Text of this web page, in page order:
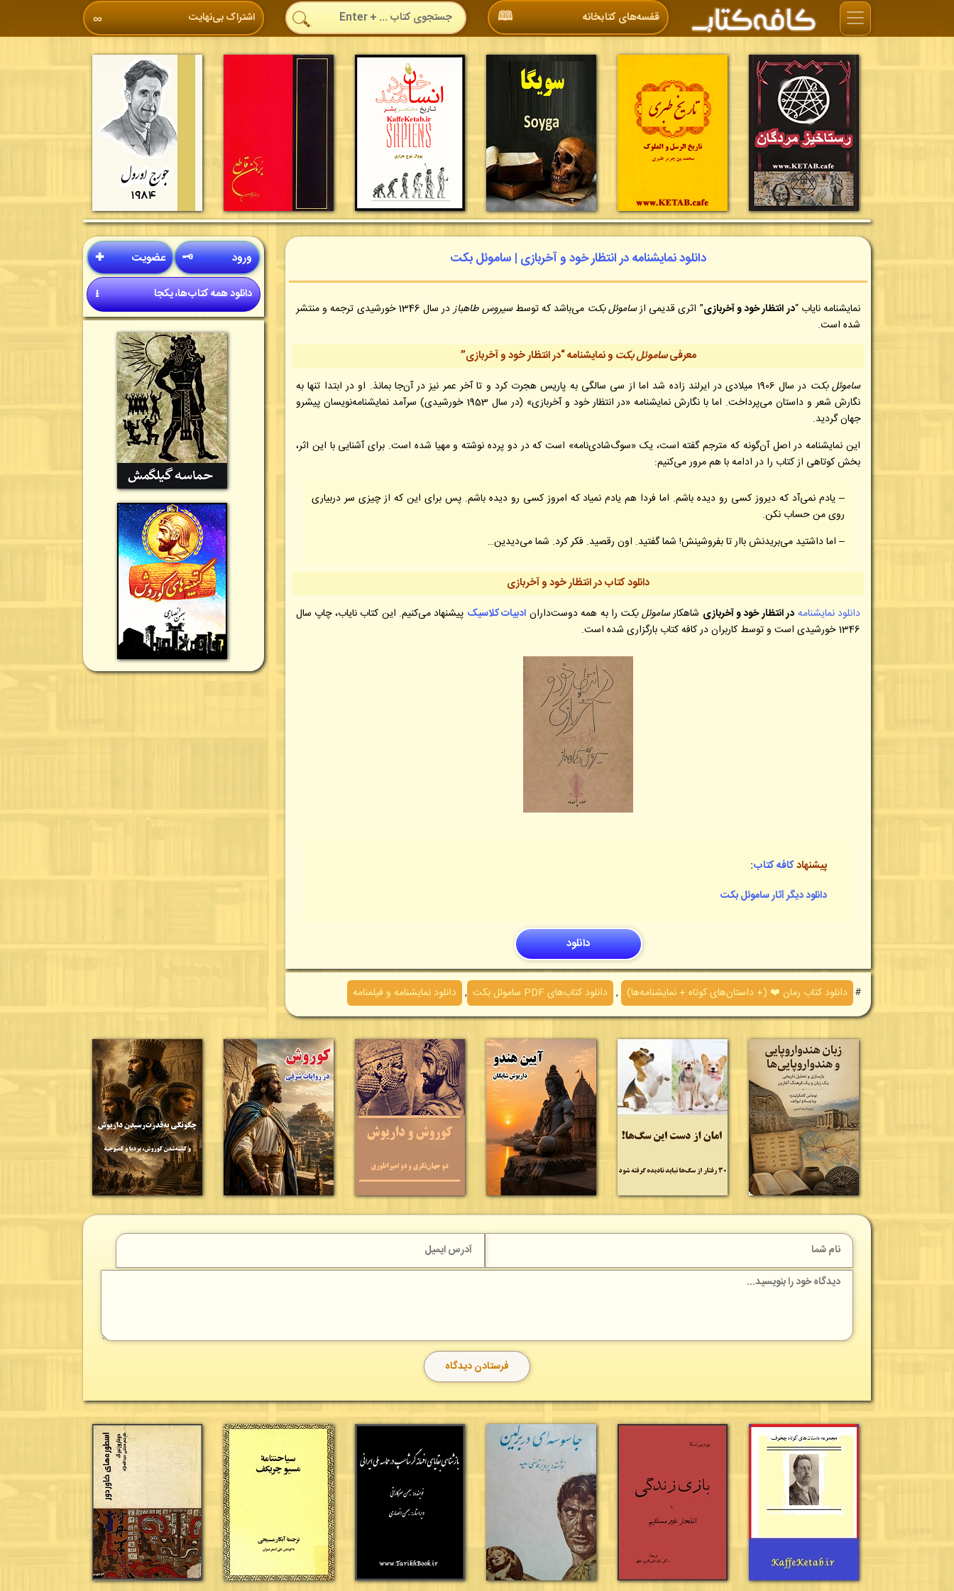
قفسه‌های کتابخانه 🕮
∞ اشتراک بی‌نهایت
دانلود نمایشنامه در انتظار خود و آخربازی | ساموئل بکت
نمایشنامه نایاب “در انتظار خود و آخربازی” اثری قدیمی ازساموئل بکت می‌باشد که توسطسیروس طاهباز
در سال 1346 خورشیدی ترجمه و منتشر
شده است.
معرفیساموئل بکت و نمایشنامه “در انتظار خود و آخربازی”
ساموئل بکت
در سال 1906 میلادی در ایرلند زاده شد اما از سی سالگی به پاریس هجرت کرد و تا آخر عمر نیز در آن‌جا بمانذ. او در ابتدا تنها به
نگارش شعر و داستان می‌پرداخت. اما با نگارش نمایشنامه «در انتظار خود و آخربازی» (در سال 1953 خورشیدی) سرآمد نمایشنامه‌نویسان پیشرو
جهان گردید.
این نمایشنامه در اصل آن‌گونه که مترجم گفته است، یک «سوگ‌شادی‌نامه» است که در دو پرده نوشته و مهیا شده است. برای آشنایی با این اثر،
بخش کوتاهی از کتاب را در ادامه با هم مرور می‌کنیم:
– یادم نمی‌آد که دیروز کسی رو دیده باشم. اما فردا هم یادم نمیاد که امروز کسی رو دیده باشم. پس برای این که از چیزی سر دربیاری
روی من حساب نکن.
– اما داشتید می‌بریدنش باار تا بفروشینش! شما گفتید. اون رقصید. فکر کرد. شما می‌دیدین…
دانلود کتاب در انتظار خود و آخربازی
دانلود نمایشنامه در انتظار خود و آخربازی شاهکارساموئل بکت را به همه دوست‌داران ادبیات کلاسیک پیشنهاد می‌کنیم. این کتاب نایاب، چاپ سال
1346 خورشیدی است و توسط کاربران در کافه کتاب بارگزاری شده است.
پیشنهادکافه کتاب:
دانلود دیگر آثار ساموئل بکت
دانلود
＃ دانلود کتاب رمان ❤️ (+ داستان‌های کوتاه + نمایشنامه‌ها) , دانلود کتاب‌های PDF ساموئل بکت , دانلود نمایشنامه و فیلمنامه
🗝 ورود ✚ عضویت
⭳ دانلود همه کتاب‌ها، یکجا